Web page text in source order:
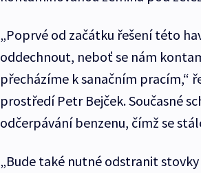
„Poprvé od začátku řešení této
oddechnout, neboť se nám
přecházíme k sanačním pracím,“
prostředí Petr Bejček. Současné
odčerpávání benzenu, čímž se
„Bude také nutné odstranit